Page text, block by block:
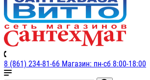
8 (861) 234-81-66 Магазин: пн-сб 8:00-18:00